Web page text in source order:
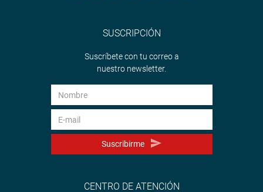
SUSCRIPCIÓN
Suscríbete con tu correo a
nuestro newsletter.
Suscribirme
CENTRO DE ATENCIÓN